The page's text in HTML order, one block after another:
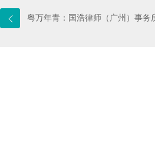
粤万年青：国浩律师（广州）事